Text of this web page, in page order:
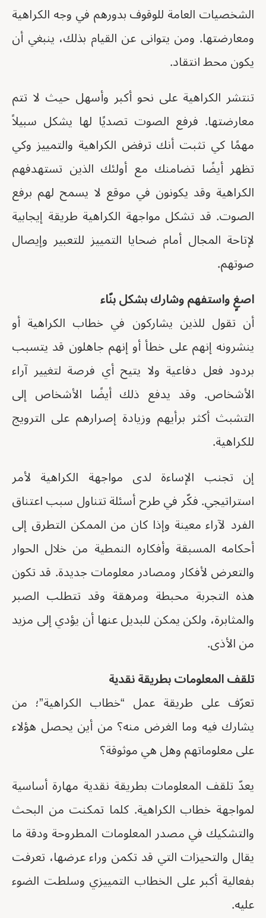
الشخصيات العامة للوقوف بدورهم في وجه الكراهية
ومعارضتها. ومن يتوانى عن القيام بذلك، ينبغي أن
يكون محط انتقاد.
تنتشر الكراهية على نحو أكبر وأسهل حيث لا تتم
معارضتها. فرفع الصوت تصديًا لها يشكل سبيلاً
مهمًا كي تثبت أنك ترفض الكراهية والتمييز وكي
تظهر أيضًا تضامنك مع أولئك الذين تستهدفهم
الكراهية وقد يكونون في موقع لا يسمح لهم برفع
الصوت. قد تشكل مواجهة الكراهية طريقة إيجابية
لإتاحة المجال أمام ضحايا التمييز للتعبير وإيصال
صوتهم.
اصغٍ واستفهم وشارك بشكل بنّاء
أن تقول للذين يشاركون في خطاب الكراهية أو
ينشرونه إنهم على خطأ أو إنهم جاهلون قد يتسبب
بردود فعل دفاعية ولا يتيح أي فرصة لتغيير آراء
الأشخاص. وقد يدفع ذلك أيضًا الأشخاص إلى
التشبث أكثر برأيهم وزيادة إصرارهم على الترويج
للكراهية.
إن تجنب الإساءة لدى مواجهة الكراهية لأمر
استراتيجي. فكّر في طرح أسئلة تتناول سبب اعتناق
الفرد لآراء معينة وإذا كان من الممكن التطرق إلى
أحكامه المسبقة وأفكاره النمطية من خلال الحوار
والتعرض لأفكار ومصادر معلومات جديدة. قد تكون
هذه التجربة محبطة ومرهقة وقد تتطلب الصبر
والمثابرة، ولكن يمكن للبديل عنها أن يؤدي إلى مزيد
من الأذى.
تلقف المعلومات بطريقة نقدية
تعرّف على طريقة عمل “خطاب الكراهية”؛ من
يشارك فيه وما الغرض منه؟ من أين يحصل هؤلاء
على معلوماتهم وهل هي موثوقة؟
يعدّ تلقف المعلومات بطريقة نقدية مهارة أساسية
لمواجهة خطاب الكراهية. كلما تمكنت من البحث
والتشكيك في مصدر المعلومات المطروحة ودقة ما
يقال والتحيزات التي قد تكمن وراء عرضها، تعرفت
بفعالية أكبر على الخطاب التمييزي وسلطت الضوء
عليه.